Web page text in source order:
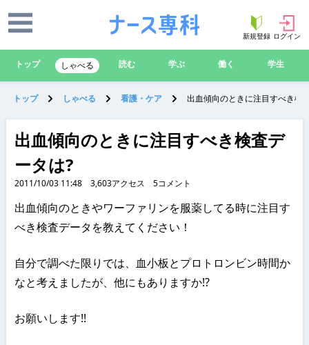
新規登録 ログイン
トップ しゃべる 読む 学ぶ 働く 学生
トップ しゃべる 看護・ケア 出血傾向のときに注目すべき検
出血傾向のときに注目すべき検査デ
ータは?
2011/10/03 11:48 3,603アクセス 5コメント
出血傾向のときやワーファリンを服薬してる時に注目す
べき検査データを教えてください！
自分で調べた限りでは、血小板とプロトロンビン時間か
なと考えましたが、他にもありますか!?
お願いします!!